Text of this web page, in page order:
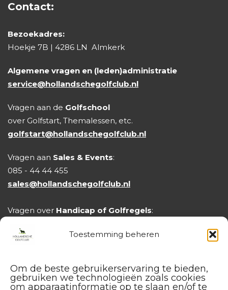
Toestemming beheren
Om de beste gebruikerservaring te bieden,
gebruiken we technologieën zoals cookies
om apparaatinformatie op te slaan en/of te
Contact:
Bezoekadres:
Hoekje 7B | 4286 LN Almkerk
Algemene vragen en (leden)administratie
service@hollandschegolfclub.nl
Vragen aan de Golfschool
over Golfstart, Themalessen, etc.
golfstart@hollandschegolfclub.nl
Vragen aan Sales & Events:
085 - 44 44 455
sales@hollandschegolfclub.nl
Vragen over Handicap of Golfregels: